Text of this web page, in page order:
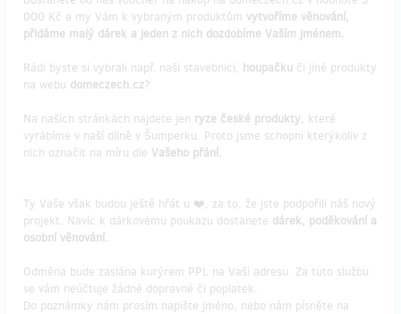
000 Kč a my Vám k vybraným produktům vytvoříme věnování,
přidáme malý dárek a jeden z nich dozdobíme Vaším jménem.
Rádi byste si vybrali např. naši stavebnici, houpačku či jiné produkty
na webu domeczech.cz?
Na našich stránkách najdete jen ryze české produkty, které
vyrábíme v naší dílně v Šumperku. Proto jsme schopni kterýkoliv z
nich označit na míru dle Vašeho přání.
Ty Vaše však budou ještě hřát u ❤️, za to, že jste podpořili náš nový
projekt. Navíc k dárkovému poukazu dostanete dárek, poděkování a
osobní věnování.
Odměna bude zaslána kurýrem PPL na Vaši adresu. Za tuto službu
se vám neúčtuje žádné dopravné či poplatek.
Do poznámky nám prosím napište jméno, nebo nám písněte na